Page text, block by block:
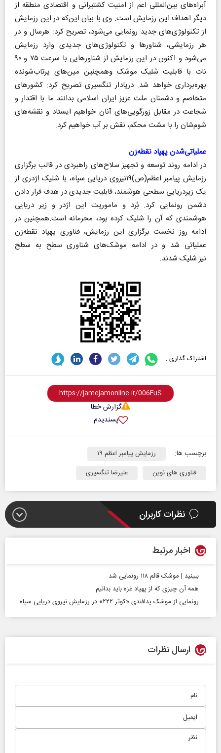
آبراه‌های بین‌المللی اعم از امنیت کشتیرانی و اقتصادی منطقه از
دیگر اهداف این رزمایش است. وی با بیان این‌که در این رزمایش
از تکنولوژی‌های جدید رونمایی می‌شود، تصریح کرد: هرسال و در
هر رزمایشی، شناورها و تکنولوژی‌های جدیدی وارد رزمایش
می‌شود و اکنون در این رزمایش از شناورهایی با سرعت ۷۵ و ۹۰
نات با قابلیت شلیک موشک وهمچنین مین‌های پرتاب‌شونده
بهره‌برداری خواهد شد. دریادار تنگسیری تصریح کرد: کشورهای
متخاصم و دشمنان ملت عزیز ایران اسلامی بدانند ما با اقتدار و
شجاعت در مقابل زورگویی‌های آنان خواهیم ایستاد و نقشه‌های
شوم‌شان را با مشت محکم، نقش بر آب خواهیم کرد.
عملیاتی‌شدن پهپاد نقطه‌زن
در ادامه روند توسعه و تجهیز سلاح‌های راهبردی در قالب برگزاری
رزمایش پیامبر اعظم(ص)۱۹نیروی دریایی سپاه، با شلیک اژدری از
یک زیردریایی سطحی هوشمند، قابلیت جدیدی در هدف قرار دادن
دشمن رونمایی کرد. بُرد و ماموریت این اژدر و زیر دریایی
هوشمندی که آن را شلیک کرده بود، محرمانه است.همچنین در
ادامه روز نخست برگزاری این رزمایش، فناوری پهپاد نقطه‌زن
عملیاتی شد و در ادامه موشک‌های شناوری سطح به سطح
نیز شلیک شدند.
اشتراک گذاری :
گزارش خطا
پسندیدم
برچسب ها:
رزمایش پیامبر اعظم ۱۹
فناوری های نوین
علیرضا تنگسیری
نظرات کاربران
اخبار مرتبط
ببینید | موشک قائم ۱۱۸ رونمایی شد
همه آن چیزی که از پهپاد غزه باید بدانیم
رونمایی از موشک پدافندی «کوثر ۲۲۲» در رزمایش نیروی دریایی سپاه
ارسال نظرات